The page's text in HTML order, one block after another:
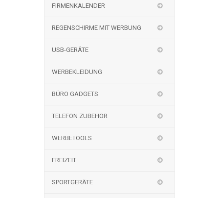
FIRMENKALENDER
REGENSCHIRME MIT WERBUNG
USB-GERÄTE
WERBEKLEIDUNG
BÜRO GADGETS
TELEFON ZUBEHÖR
WERBETOOLS
FREIZEIT
SPORTGERÄTE